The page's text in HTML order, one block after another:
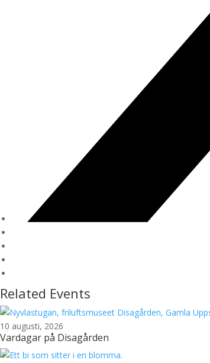
Related Events
10 augusti, 2026
Vardagar på Disagården